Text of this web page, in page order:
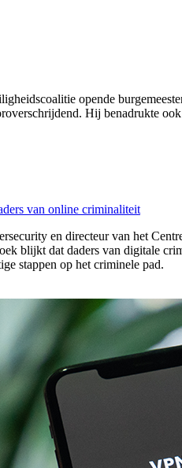
opende
Hij benadrukte
van online criminaliteit
en directeur van het
blijkt dat daders van digitale
stappen op het criminele pad.